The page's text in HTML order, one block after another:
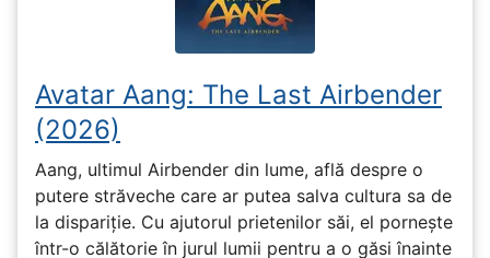
Avatar Aang: The Last Airbender
(2026)
Aang, ultimul Airbender din lume, află despre o
putere străveche care ar putea salva cultura sa de
la dispariție. Cu ajutorul prietenilor săi, el pornește
într-o călătorie în jurul lumii pentru a o găsi înainte